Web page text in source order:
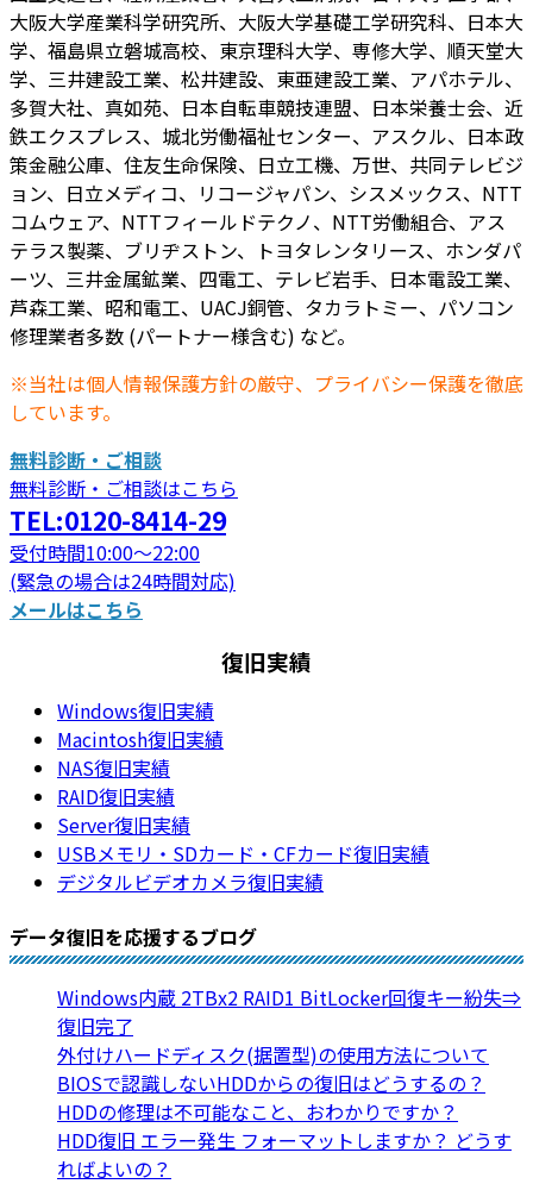
大阪大学産業科学研究所、大阪大学基礎工学研究科、日本大
学、福島県立磐城高校、東京理科大学、専修大学、順天堂大
学、三井建設工業、松井建設、東亜建設工業、アパホテル、
多賀大社、真如苑、日本自転車競技連盟、日本栄養士会、近
鉄エクスプレス、城北労働福祉センター、アスクル、日本政
策金融公庫、住友生命保険、日立工機、万世、共同テレビジ
ョン、日立メディコ、リコージャパン、シスメックス、NTT
コムウェア、NTTフィールドテクノ、NTT労働組合、アス
テラス製薬、ブリヂストン、トヨタレンタリース、ホンダパ
ーツ、三井金属鉱業、四電工、テレビ岩手、日本電設工業、
芦森工業、昭和電工、UACJ銅管、タカラトミー、パソコン
修理業者多数 (パートナー様含む) など。
※当社は個人情報保護方針の厳守、プライバシー保護を徹底
しています。
無料診断・ご相談
無料診断・ご相談はこちら
TEL:0120-8414-29
受付時間10:00～22:00
(緊急の場合は24時間対応)
メールはこちら
復旧実績
Windows復旧実績
Macintosh復旧実績
NAS復旧実績
RAID復旧実績
Server復旧実績
USBメモリ・SDカード・CFカード復旧実績
デジタルビデオカメラ復旧実績
データ復旧を応援するブログ
Windows内蔵 2TBx2 RAID1 BitLocker回復キー紛失⇒
復旧完了
外付けハードディスク(据置型)の使用方法について
BIOSで認識しないHDDからの復旧はどうするの？
HDDの修理は不可能なこと、おわかりですか？
HDD復旧 エラー発生 フォーマットしますか？ どうす
ればよいの？